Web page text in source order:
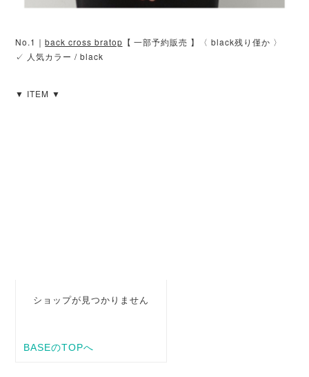
No.1｜back cross bratop 【 一部予約販売 】〈 black残り僅か 〉
✓ 人気カラー / black
▼ ITEM ▼